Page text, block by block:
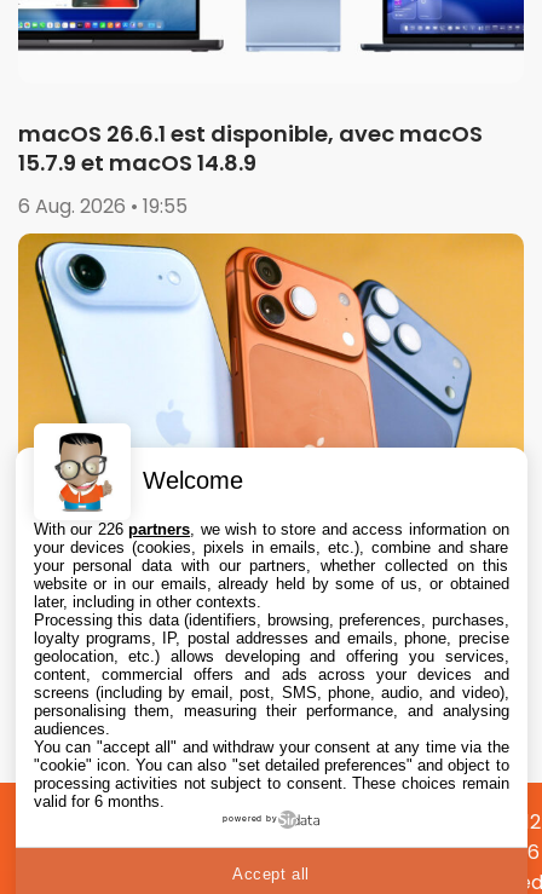
macOS 26.6.1 est disponible, avec macOS
15.7.9 et macOS 14.8.9
6 Aug. 2026 • 19:55
Apple augmente les valeurs de reprise des
iPhone, iPad, Mac et Apple Watch
6 Aug. 2026 • 19:02
propos
Préférences
cookies
Confidentialité
©
2026
Welcome
With our 226partners , we wish to store and access information on
your devices (cookies, pixels in emails, etc.), combine and share
your personal data with our partners, whether collected on this
website or in our emails, already held by some of us, or obtained
later, including in other contexts.
Processing this data (identifiers, browsing, preferences, purchases,
loyalty programs, IP, postal addresses and emails, phone, precise
geolocation, etc.) allows developing and offering you services,
content, commercial offers and ads across your devices and
screens (including by email, post, SMS, phone, audio, and video),
personalising them, measuring their performance, and analysing
audiences.
You can "accept all" and withdraw your consent at any time via the
"cookie" icon. You can also "set detailed preferences" and object to
processing activities not subject to consent. These choices remain
valid for 6 months.
powered by
Accept all